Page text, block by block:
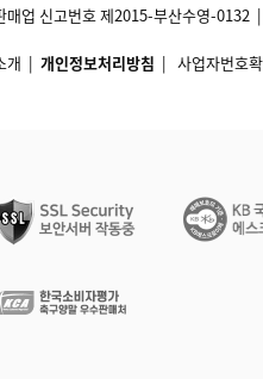
매업 신고번호 제2015-부산수영-
개 | 개인정보처리방침 | 사업자번호